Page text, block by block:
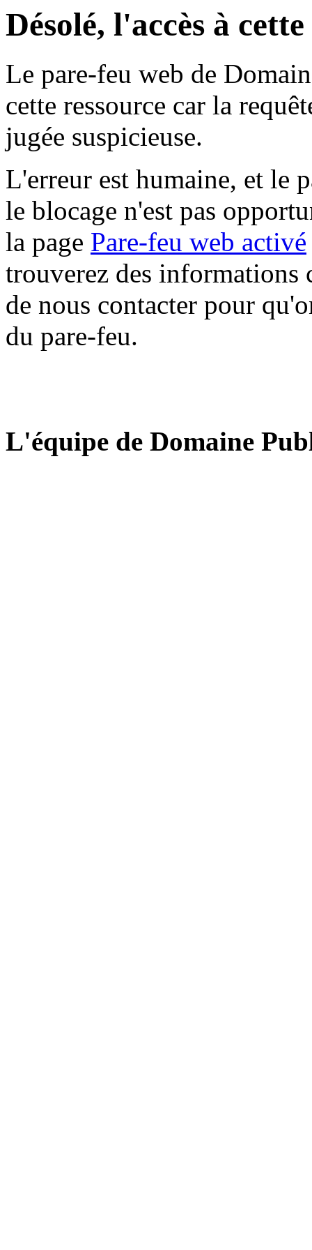
Désolé, l'accès à
Le pare-feu web de
cette ressource car la
jugée suspicieuse.
L'erreur est humaine, et le
le blocage n'est pas
la page Pare-feu web activé
trouverez des informations
de nous contacter pour
du pare-feu.
L'équipe de Domaine